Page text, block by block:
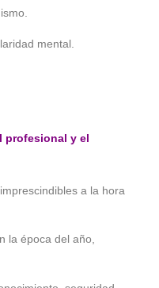
mental.
profesional y el
a la hora
la época del año,